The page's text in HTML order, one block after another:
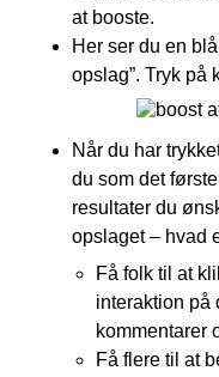
at booste.
Her ser du en
opslag”. Tryk på
Når du har
du som det
resultater du
opslaget – hvad
Få folk til at
interaktion på
kommentarer
Få flere til at